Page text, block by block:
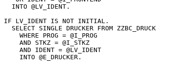
  INTO @LV_IDENT.
IF LV_IDENT IS NOT INITIAL.
  SELECT SINGLE DRUCKER FROM ZZBC_DRUCK
    WHERE PROG = @I_PROG
    AND STKZ = @I_STKZ
    AND IDENT = @LV_IDENT
    INTO @E_DRUCKER.